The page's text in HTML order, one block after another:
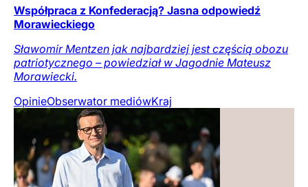
Współpraca z Konfederacją? Jasna odpowiedź
Morawieckiego
Sławomir Mentzen jak najbardziej jest częścią obozu
patriotycznego – powiedział w Jagodnie Mateusz
Morawiecki.
OpinieObserwator mediówKraj